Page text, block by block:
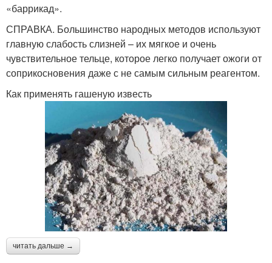
«баррикад».
СПРАВКА. Большинство народных методов используют
главную слабость слизней – их мягкое и очень
чувствительное тельце, которое легко получает ожоги от
соприкосновения даже с не самым сильным реагентом.
Как применять гашеную известь
читать дальше →